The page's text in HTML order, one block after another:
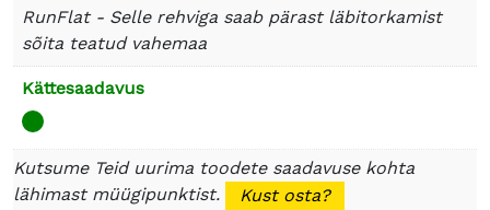
RunFlat - Selle rehviga saab pärast läbitorkamist
sõita teatud vahemaa
Kättesaadavus
Kutsume Teid uurima toodete saadavuse kohta
lähimast müügipunktist.
Kust osta?